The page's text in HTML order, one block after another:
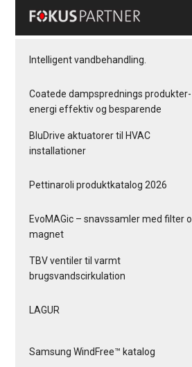
Intelligent vandbehandling.
Coatede dampsprednings produkter-
energi effektiv og besparende
BluDrive aktuatorer til HVAC
installationer
Pettinaroli produktkatalog 2026
EvoMAGic – snavssamler med filter
magnet
TBV ventiler til varmt
brugsvandscirkulation
LAGUR
Samsung WindFree™ katalog